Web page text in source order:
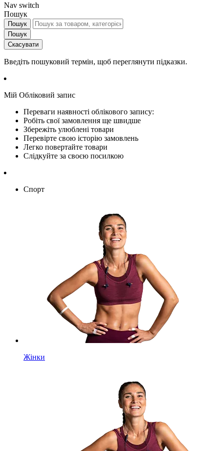
Nav switch
Пошук
Пошук
Пошук
Скасувати
Введіть пошуковий термін, щоб переглянути підказки.
Мій Обліковий запис
Переваги наявності облікового запису:
Робіть свої замовлення ще швидше
Збережіть улюблені товари
Перевірте свою історію замовлень
Легко повертайте товари
Слідкуйте за своєю посилкою
Спорт
Жінки